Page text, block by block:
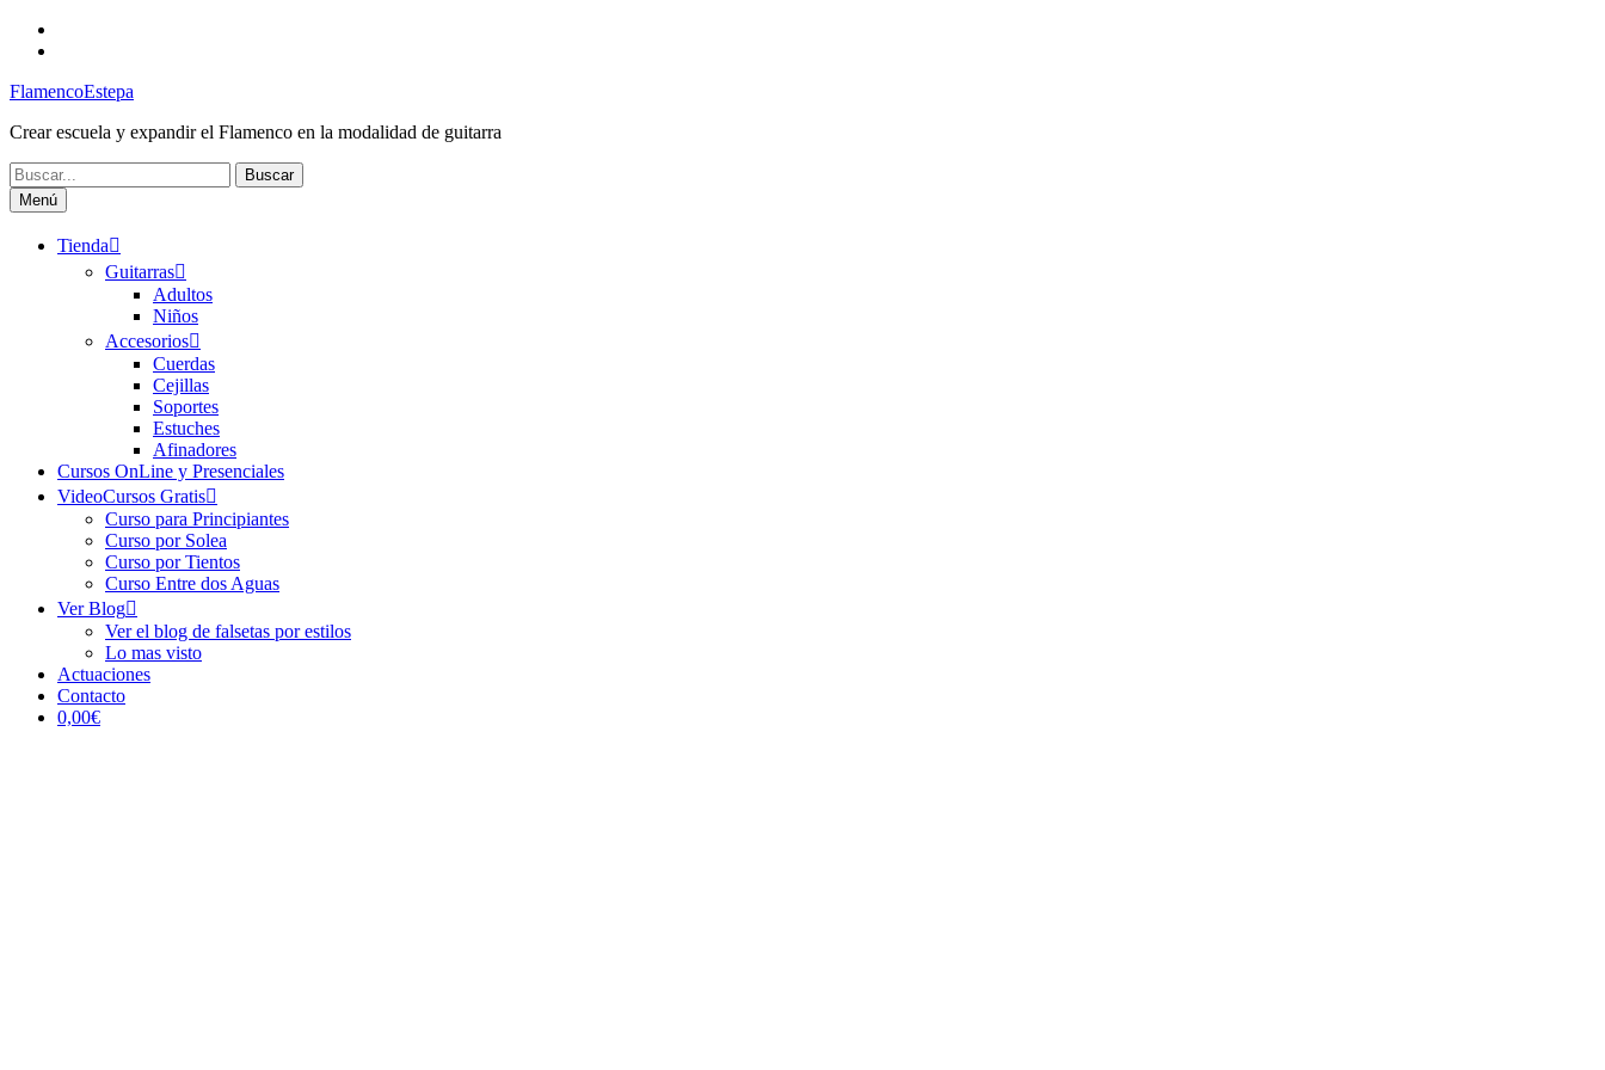
Saltar
FlamencoEstepa
Crear escuela y expandir el Flamenco en la modalidad de guitarra
Buscar:
Menú
Tienda
Guitarras
Adultos
Niños
Accesorios
Cuerdas
Cejillas
Soportes
Estuches
Afinadores
Cursos OnLine y Presenciales
VideoCursos Gratis
Curso para Principiantes
Curso por Solea
Curso por Tientos
Curso Entre dos Aguas
Ver Blog
Ver el blog de falsetas por estilos
Lo mas visto
Actuaciones
Contacto
0,00€